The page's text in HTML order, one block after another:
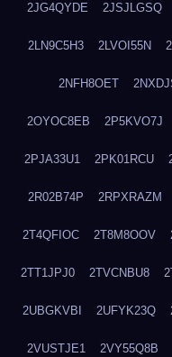
2JG4QYDE 2JSJLGSQ
2LN9C5H3 2LVOI55N
2NFH8OET
2OYOC8EB 2P5KVO7J
2PJA33U1 2PK01RCU
2R02B74P 2RPXRAZM
2T4QFIOC 2T8M8OOV
2TT1JPJ0 2TVCNBU8
2UBGKVBI 2UFYK23Q
2VUSTJE1 2VY55Q8B